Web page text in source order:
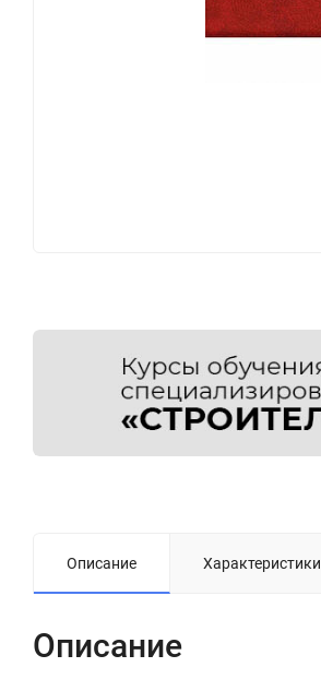
Описание Характеристики
Описание